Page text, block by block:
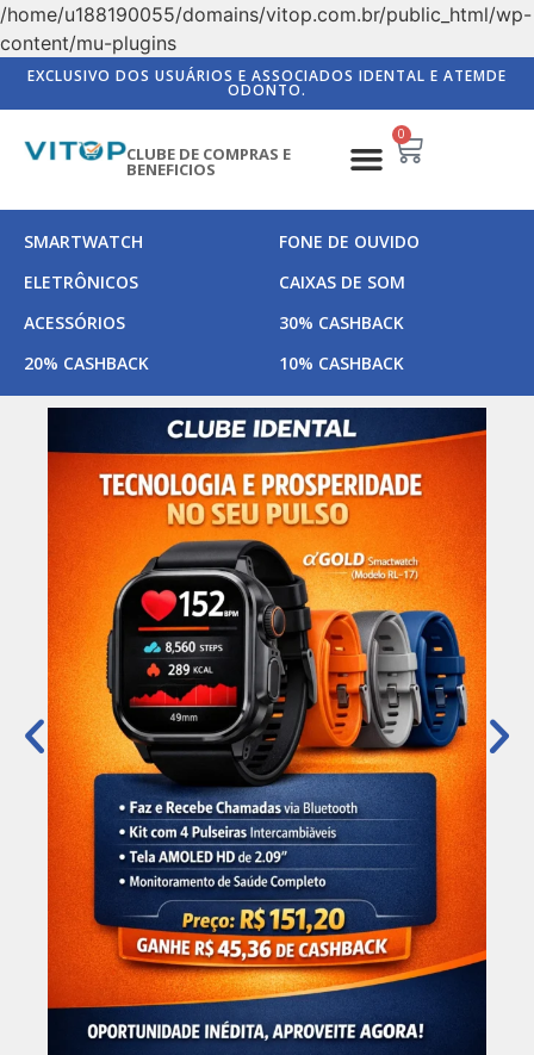
/home/u188190055/domains/vitop.com.br/public_html/wp-
content/mu-plugins
EXCLUSIVO DOS USUÁRIOS E ASSOCIADOS IDENTAL E ATEMDE
ODONTO.
CLUBE DE COMPRAS E
BENEFICIOS
0
SMARTWATCH
FONE DE OUVIDO
ELETRÔNICOS
CAIXAS DE SOM
ACESSÓRIOS
30% CASHBACK
20% CASHBACK
10% CASHBACK